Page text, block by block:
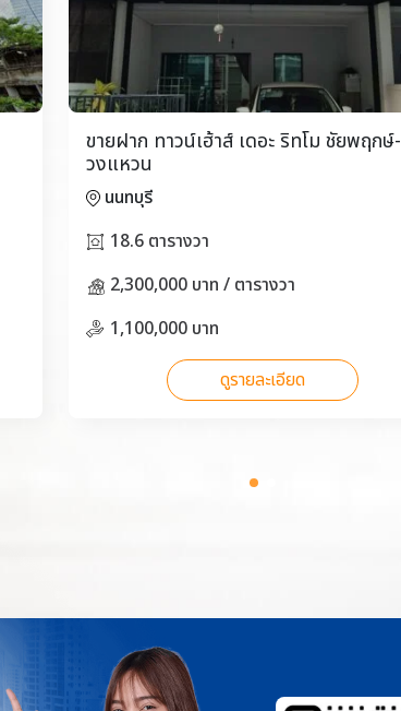
ขายฝาก ทาวน์เฮ้าส์ เดอะ ริทโม ชัยพฤกษ์-
วงแหวน
นนทบุรี
18.6 ตารางวา
2,300,000 บาท / ตารางวา
1,100,000 บาท
ดูรายละเอียด